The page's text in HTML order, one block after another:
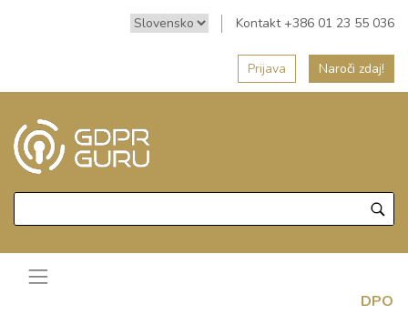
Kontakt +386 01 23 55 036
Prijava Naroči zdaj!
DPO